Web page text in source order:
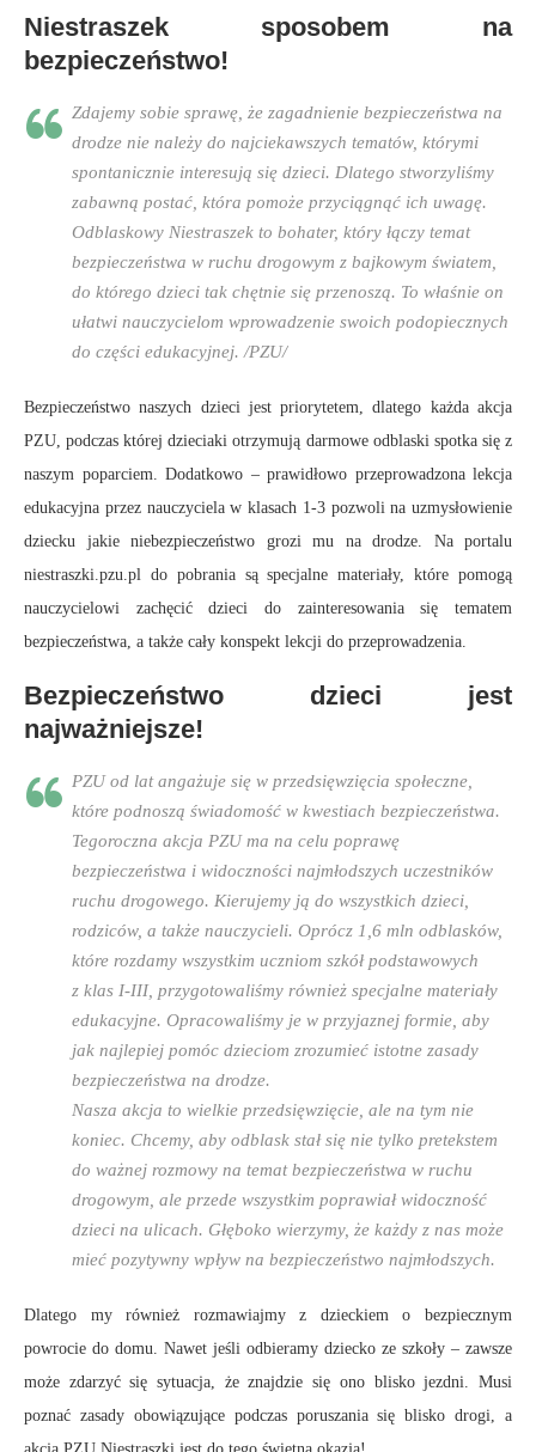
Niestraszek sposobem na
bezpieczeństwo!
Zdajemy sobie sprawę, że zagadnienie bezpieczeństwa na
drodze nie należy do najciekawszych tematów, którymi
spontanicznie interesują się dzieci. Dlatego stworzyliśmy
zabawną postać, która pomoże przyciągnąć ich uwagę.
Odblaskowy Niestraszek to bohater, który łączy temat
bezpieczeństwa w ruchu drogowym z bajkowym światem,
do którego dzieci tak chętnie się przenoszą. To właśnie on
ułatwi nauczycielom wprowadzenie swoich podopiecznych
do części edukacyjnej. /PZU/
Bezpieczeństwo naszych dzieci jest priorytetem, dlatego każda akcja
PZU, podczas której dzieciaki otrzymują darmowe odblaski spotka się z
naszym poparciem. Dodatkowo – prawidłowo przeprowadzona lekcja
edukacyjna przez nauczyciela w klasach 1-3 pozwoli na uzmysłowienie
dziecku jakie niebezpieczeństwo grozi mu na drodze. Na portalu
niestraszki.pzu.pl do pobrania są specjalne materiały, które pomogą
nauczycielowi zachęcić dzieci do zainteresowania się tematem
bezpieczeństwa, a także cały konspekt lekcji do przeprowadzenia.
Bezpieczeństwo dzieci jest
najważniejsze!
PZU od lat angażuje się w przedsięwzięcia społeczne,
które podnoszą świadomość w kwestiach bezpieczeństwa.
Tegoroczna akcja PZU ma na celu poprawę
bezpieczeństwa i widoczności najmłodszych uczestników
ruchu drogowego. Kierujemy ją do wszystkich dzieci,
rodziców, a także nauczycieli. Oprócz 1,6 mln odblasków,
które rozdamy wszystkim uczniom szkół podstawowych
z klas I-III, przygotowaliśmy również specjalne materiały
edukacyjne. Opracowaliśmy je w przyjaznej formie, aby
jak najlepiej pomóc dzieciom zrozumieć istotne zasady
bezpieczeństwa na drodze.
Nasza akcja to wielkie przedsięwzięcie, ale na tym nie
koniec. Chcemy, aby odblask stał się nie tylko pretekstem
do ważnej rozmowy na temat bezpieczeństwa w ruchu
drogowym, ale przede wszystkim poprawiał widoczność
dzieci na ulicach. Głęboko wierzymy, że każdy z nas może
mieć pozytywny wpływ na bezpieczeństwo najmłodszych.
Dlatego my również rozmawiajmy z dzieckiem o bezpiecznym
powrocie do domu. Nawet jeśli odbieramy dziecko ze szkoły – zawsze
może zdarzyć się sytuacja, że znajdzie się ono blisko jezdni. Musi
poznać zasady obowiązujące podczas poruszania się blisko drogi, a